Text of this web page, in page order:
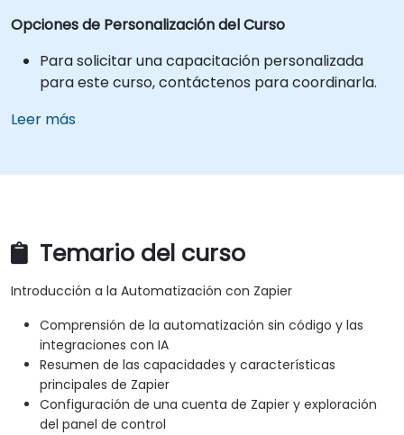
Opciones de Personalización del Curso
Para solicitar una capacitación personalizada
para este curso, contáctenos para coordinarla.
Leer más
Temario del curso
Introducción a la Automatización con Zapier
Comprensión de la automatización sin código y las
integraciones con IA
Resumen de las capacidades y características
principales de Zapier
Configuración de una cuenta de Zapier y exploración
del panel de control